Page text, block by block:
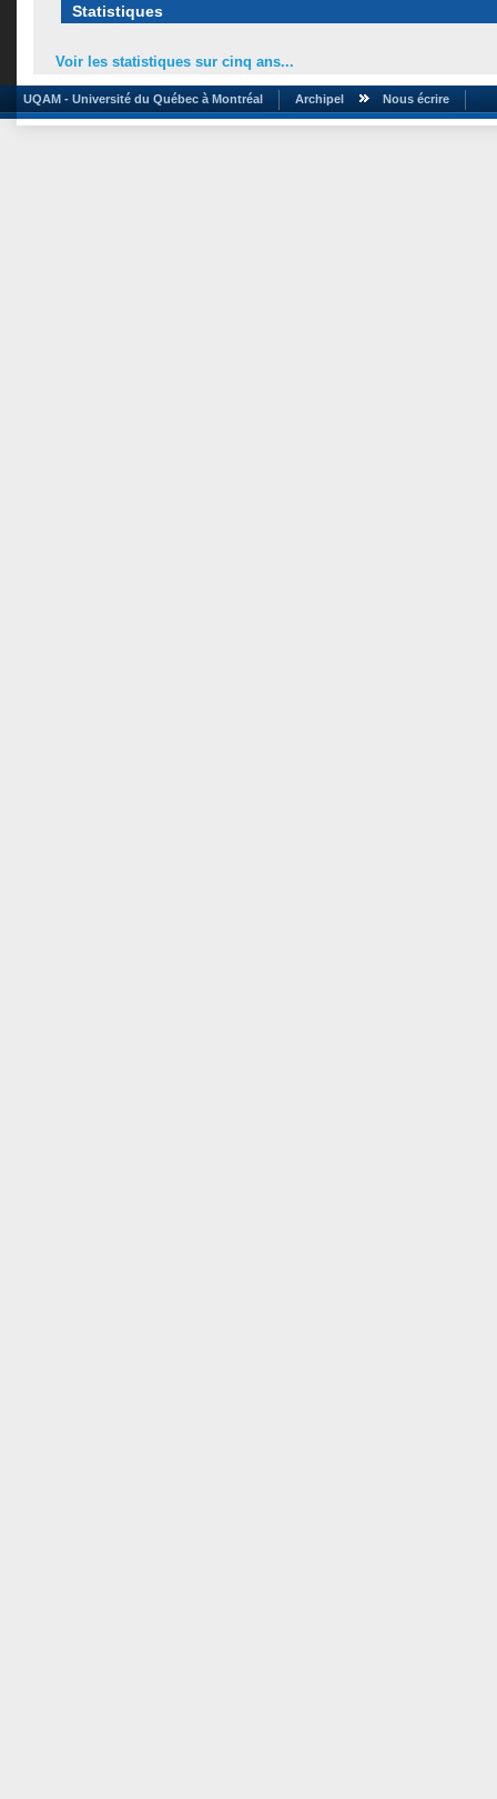
Statistiques
Voir les statistiques sur cinq ans...
UQAM - Université du Québec à Montréal Archipel Nous écrire